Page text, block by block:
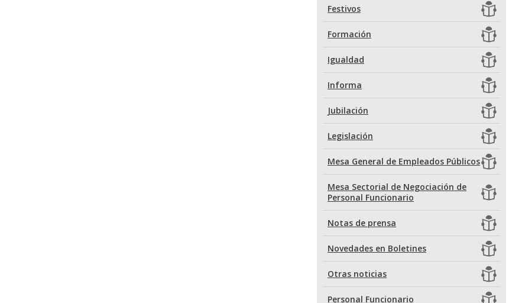
Festivos
Formación
Igualdad
Informa
Jubilación
Legislación
Mesa General de Empleados Públicos
Mesa Sectorial de Negociación de
Personal Funcionario
Notas de prensa
Novedades en Boletines
Otras noticias
Personal Funcionario